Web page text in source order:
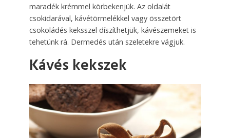
maradék krémmel körbekenjük. Az oldalát
csokidarával, kávétörmelékkel vagy összetört
csokoládés keksszel díszíthetjük, kávészemeket is
tehetünk rá. Dermedés után szeletekre vágjuk.
Kávés kekszek